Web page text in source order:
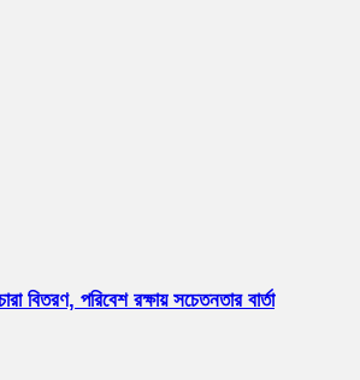
বিতরণ, পরিবেশ রক্ষায় সচেতনতার বার্তা